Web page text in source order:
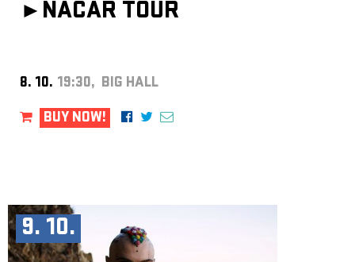
► NACAR TOUR
8. 10. 19:30, BIG HALL
BUY NOW!
9. 10.